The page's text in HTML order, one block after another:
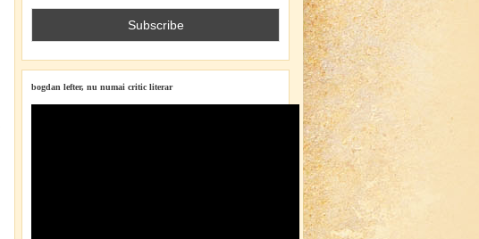
bogdan lefter, nu numai critic literar